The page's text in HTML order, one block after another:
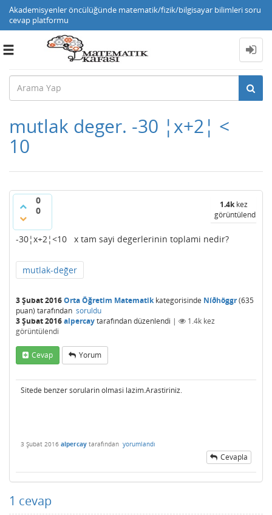
Akademisyenler öncülüğünde matematik/fizik/bilgisayar bilimleri soru
cevap platformu
Toggle
mutlak deger. -30 ¦x+2¦ <
10
0
0
1.4kkez
görüntülendi
-30¦x+2¦<10 x tam sayi degerlerinin toplami nedir?
mutlak-değer
3 Şubat 2016Orta Öğretim Matematikkategorisinde Níðhöggr(635
puan) tarafından soruldu
3 Şubat 2016alpercaytarafındandüzenlendi | 1.4k kez
görüntülendi
Cevap Yorum
Sitede benzer sorularin olmasi lazim.Arastiriniz.
3 Şubat 2016 alpercay tarafından yorumlandı
Cevapla
1 cevap